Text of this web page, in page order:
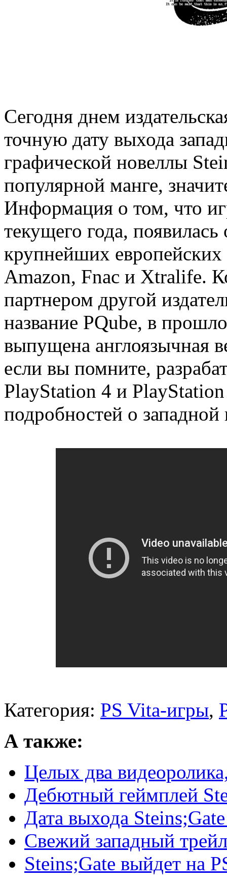
Сегодня днем
точную дату выхода
графической новеллы
популярной манге,
Информация о том, что
текущего года,
крупнейших
Amazon, Fnac и Xtralife.
партнером другой
название PQube, в
выпущена англоязычная
если вы помните,
PlayStation 4 и
подробностей о западной
Категория: PS Vita-игры,
А также:
Целых два
Дебютный геймплей
Дата выхода
Свежий западный
Steins;Gate выйдет на